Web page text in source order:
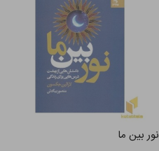
نور بین ما